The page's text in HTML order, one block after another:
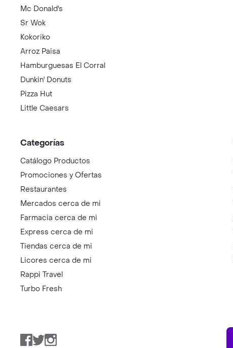
Mc Donald's
Sr Wok
Kokoriko
Arroz Paisa
Hamburguesas El Corral
Dunkin' Donuts
Pizza Hut
Little Caesars
Categorías
Catálogo Productos
Promociones y Ofertas
Restaurantes
Mercados cerca de mi
Farmacia cerca de mi
Express cerca de mi
Tiendas cerca de mi
Licores cerca de mi
Rappi Travel
Turbo Fresh
Facebook
TwitterInstagram